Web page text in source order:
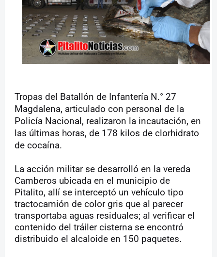
Tropas del Batallón de Infantería N.° 27
Magdalena, articulado con personal de la
Policía Nacional, realizaron la incautación, en
las últimas horas, de 178 kilos de clorhidrato
de cocaína.
La acción militar se desarrolló en la vereda
Camberos ubicada en el municipio de
Pitalito, allí se interceptó un vehículo tipo
tractocamión de color gris que al parecer
transportaba aguas residuales; al verificar el
contenido del tráiler cisterna se encontró
distribuido el alcaloide en 150 paquetes.